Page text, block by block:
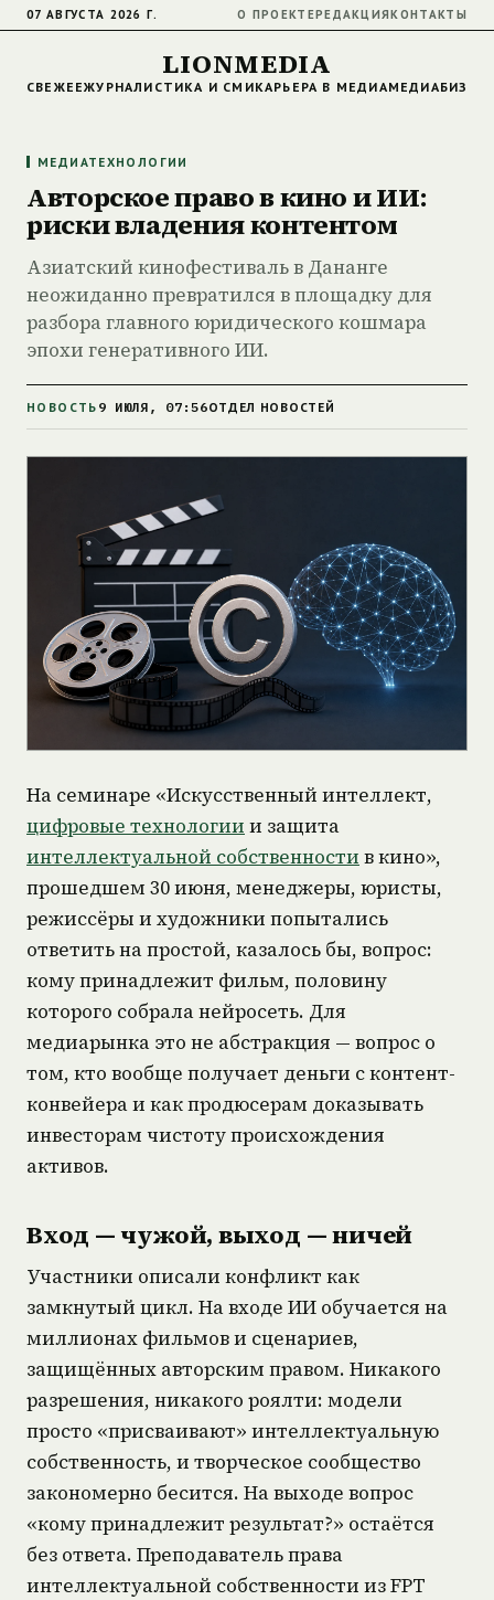
07 АВГУСТА 2026 Г. О ПРОЕКТЕРЕДАКЦИЯКОНТАКТЫ
LIONMEDIA
СВЕЖЕЕЖУРНАЛИСТИКА И СМИКАРЬЕРА В МЕДИА
МЕДИАТЕХНОЛОГИИ
Авторское право в кино и ИИ:
риски владения контентом
Азиатский кинофестиваль в Дананге
неожиданно превратился в площадку для
разбора главного юридического кошмара
эпохи генеративного ИИ.
НОВОСТЬ 9 ИЮЛЯ, 07:56ОТДЕЛ НОВОСТЕЙ
На семинаре «Искусственный интеллект,
цифровые технологии и защита
интеллектуальной собственности в кино»,
прошедшем 30 июня, менеджеры, юристы,
режиссёры и художники попытались
ответить на простой, казалось бы, вопрос:
кому принадлежит фильм, половину
которого собрала нейросеть. Для
медиарынка это не абстракция — вопрос о
том, кто вообще получает деньги с контент-
конвейера и как продюсерам доказывать
инвесторам чистоту происхождения
активов.
Вход — чужой, выход — ничей
Участники описали конфликт как
замкнутый цикл. На входе ИИ обучается на
миллионах фильмов и сценариев,
защищённых авторским правом. Никакого
разрешения, никакого роялти: модели
просто «присваивают» интеллектуальную
собственность, и творческое сообщество
закономерно бесится. На выходе вопрос
«кому принадлежит результат?» остаётся
без ответа. Преподаватель права
интеллектуальной собственности из FPT